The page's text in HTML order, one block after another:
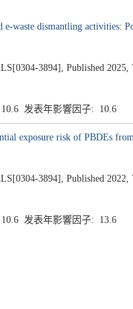
waste dismantling activities:
3894], Published 2025,
发表年影響因子: 10.6
exposure risk of PBDEs
3894], Published 2022,
发表年影響因子: 13.6